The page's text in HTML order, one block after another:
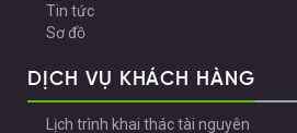
Tin tức
Sơ đồ
DỊCH VỤ KHÁCH HÀNG
Lịch trình khai thác tài nguyên